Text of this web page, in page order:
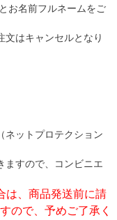
お名前フルネームをご
文はキャンセルとなり
ネットプロテクション
ますので、コンビニエ
は、商品発送前に請
ので、予めご了承く